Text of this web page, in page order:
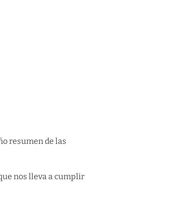
resumen de las
nos lleva a cumplir